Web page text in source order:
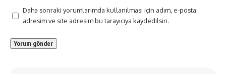
Daha sonraki yorumlarımda kullanılması için adım, e-posta
adresim ve site adresim bu tarayıcıya kaydedilsin.